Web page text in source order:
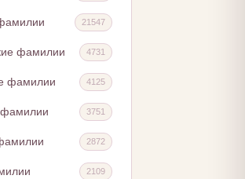
21547
фамилии 4731
фамилии 4125
фамилии 3751
2872
2109